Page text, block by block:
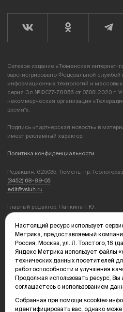
Сетевое издание «Тюменская интернет-
зарегистрировано Федеральной службой
информационных технологий и
серия Эл №ФС77-78856 от 07.08.2020 г.
некоммерческая организация
время"».
Подпись «партнерская новость» в
имеет рекламный характер.
Политика конфиденциальности
Редакция: 625035, Тюмень, пр.
(3452) 68-89-05
edit@vsluh.ru
Главный редактор: Панкина Т.Ю.
kika@vsluh.ru
По вопросам рекламы:
(3452) 68-89-78
kotovaev@sibinformburo.ru
mim@vsluh.ru
Настоящий ресурс использует
Метрика, предоставляемый
Россия, Москва, ул. Л. Толстого, 16
Яндекс Метрика использует файлы
технических данных посетителей
работоспособности и улучшения
Продолжая использовать ресурс, Вы
соглашаетесь с использованием
Собранная при помощи «cookie»
идентифицировать вас, однако